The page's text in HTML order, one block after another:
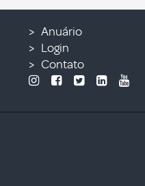
Anuário
Login
Contato